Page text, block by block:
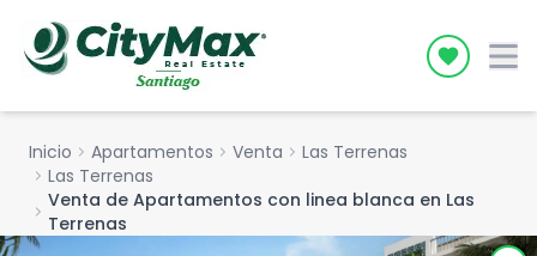
Icon
Inicio chevron_right Apartamentos chevron_right Venta chevron_right Las Terrenas
chevron_right Las Terrenas
chevron_right Venta de Apartamentos con linea blanca en Las
Terrenas